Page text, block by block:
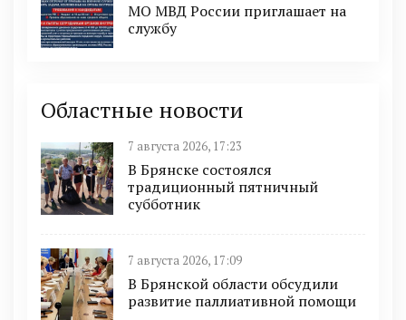
МО МВД России приглашает на
службу
Областные новости
7 августа 2026, 17:23
В Брянске состоялся
традиционный пятничный
субботник
7 августа 2026, 17:09
В Брянской области обсудили
развитие паллиативной помощи